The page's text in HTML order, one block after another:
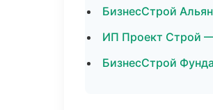
БизнесСтрой
ИП Проект Строй
БизнесСтрой